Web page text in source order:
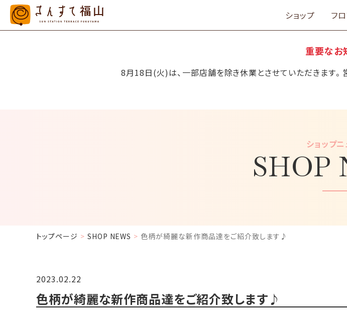
ショップ フ
重要なお
8月18日(火)は、一部店舗を除き休業とさせていただきます。
SHOP
ショップ
トップページ SHOP NEWS 色柄が綺麗な新作商品達をご紹介致します♪
2023.02.22
色柄が綺麗な新作商品達をご紹介致します♪